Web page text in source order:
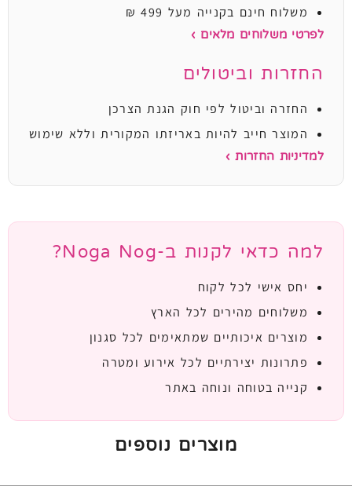
משלוח חינם בקנייה מעל 499 ₪
לפרטי משלוחים מלאים ›
החזרות וביטולים
החזרה וביטול לפי חוק הגנת הצרכן
המוצר חייב להיות באריזתו המקורית וללא שימוש
למדיניות החזרות ›
למה כדאי לקנות ב-Noga Nog?
יחס אישי לכל לקוח
משלוחים מהירים לכל הארץ
מוצרים איכותיים שמתאימים לכל סגנון
פתרונות יצירתיים לכל אירוע ומטרה
קנייה בטוחה ונוחה באתר
מוצרים נוספים